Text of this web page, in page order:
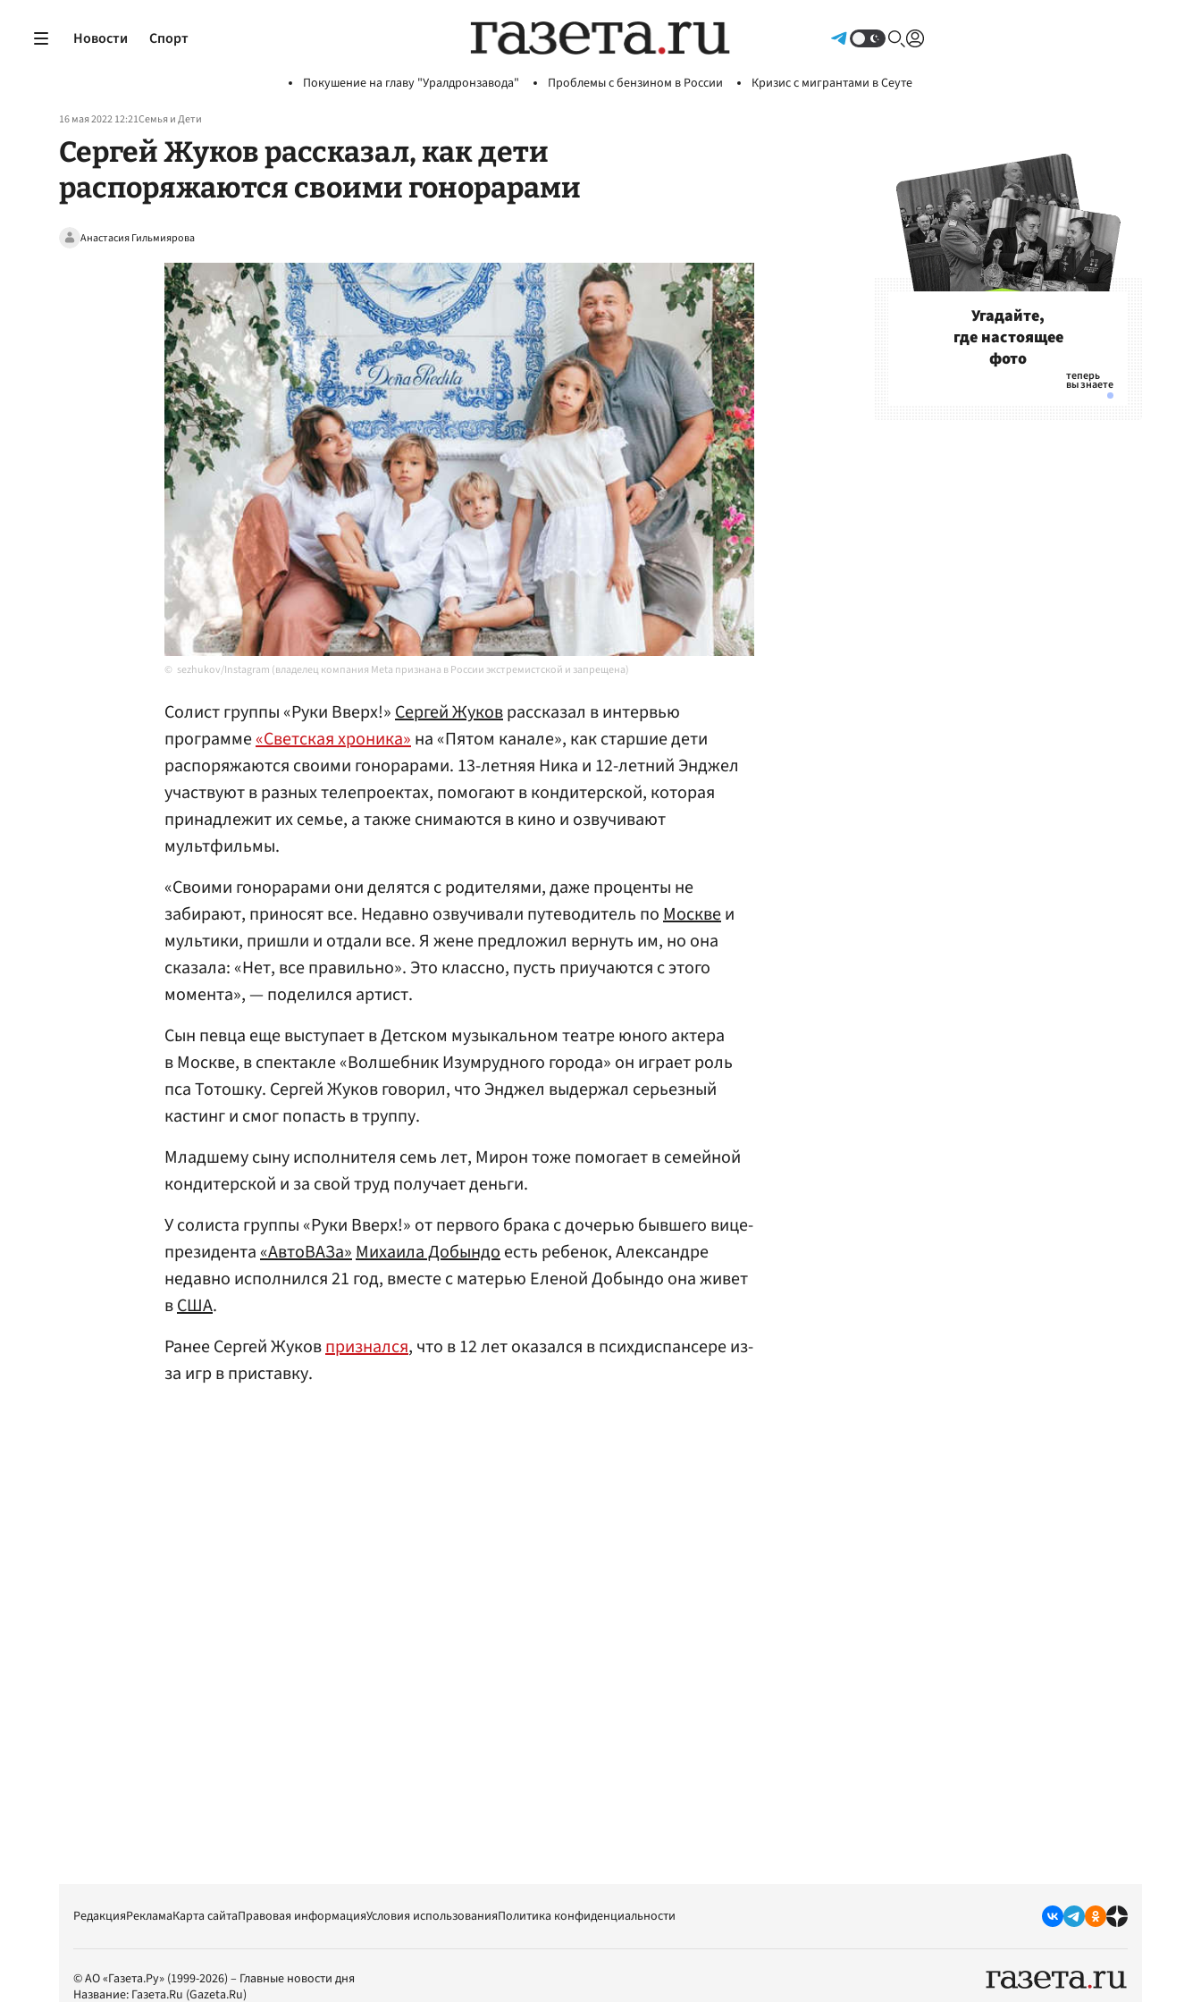
Новости Спорт
Покушение на главу "Уралдронзавода" Проблемы с бензином в России Кризис с мигрантами в Сеуте
16 мая 2022 12:21Семья и Дети
Сергей Жуков рассказал, как дети
распоряжаются своими гонорарами
Анастасия Гильмиярова
sezhukov/Instagram (владелец компания Meta признана в России экстремистской и запрещена)
Солист группы «Руки Вверх!»Сергей Жуковрассказал в интервью
программе«Светская хроника»на «Пятом канале», как старшие дети
распоряжаются своими гонорарами. 13-летняя Ника и 12-летний Энджел
участвуют в разных телепроектах, помогают в кондитерской, которая
принадлежит их семье, а также снимаются в кино и озвучивают
мультфильмы.
«Своими гонорарами они делятся с родителями, даже проценты не
забирают, приносят все. Недавно озвучивали путеводитель поМосквеи
мультики, пришли и отдали все. Я жене предложил вернуть им, но она
сказала: «Нет, все правильно». Это классно, пусть приучаются с этого
момента», — поделился артист.
Сын певца еще выступает в Детском музыкальном театре юного актера
в Москве, в спектакле «Волшебник Изумрудного города» он играет роль
пса Тотошку. Сергей Жуков говорил, что Энджел выдержал серьезный
кастинг и смог попасть в труппу.
Младшему сыну исполнителя семь лет, Мирон тоже помогает в семейной
кондитерской и за свой труд получает деньги.
У солиста группы «Руки Вверх!» от первого брака с дочерью бывшего вице-
президента«АвтоВАЗа»Михаила Добындоесть ребенок, Александре
недавно исполнился 21 год, вместе с матерью Еленой Добындо она живет
вСША.
Ранее Сергей Жуковпризнался, что в 12 лет оказался в психдиспансере из-
за игр в приставку.
Угадайте,
где настоящее
фото
РедакцияРекламаКарта сайтаПравовая информацияУсловия использованияПолитика конфиденциальности
© АО «Газета.Ру» (1999-2026) – Главные новости дня
Название: Газета.Ru (Gazeta.Ru)